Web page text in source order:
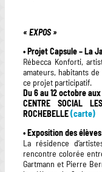
« EXPOS »
• Projet Capsule – La
Rébecca Konforti,
amateurs, habitants
ce projet participatif.
Du 6 au 12 octobre
CENTRE SOCIAL
ROCHEBELLE(carte)
• Exposition des
La résidence
rencontre colorée
Gartmann et Pierre